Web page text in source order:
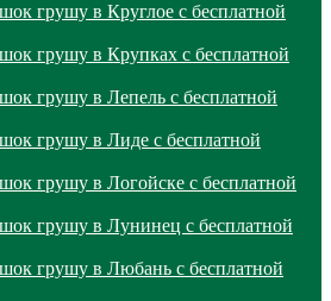
грушу в Круглое с бесплатной
грушу в Крупках с бесплатной
грушу в Лепель с бесплатной
грушу в Лиде с бесплатной
грушу в Логойске с бесплатной
грушу в Лунинец с бесплатной
грушу в Любань с бесплатной